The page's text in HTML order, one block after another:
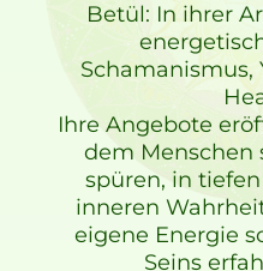
Betül: In ihrer
Schamanismus,
Ihre Angebote
dem Menschen
spüren, in
inneren
eigene Energie
Seins